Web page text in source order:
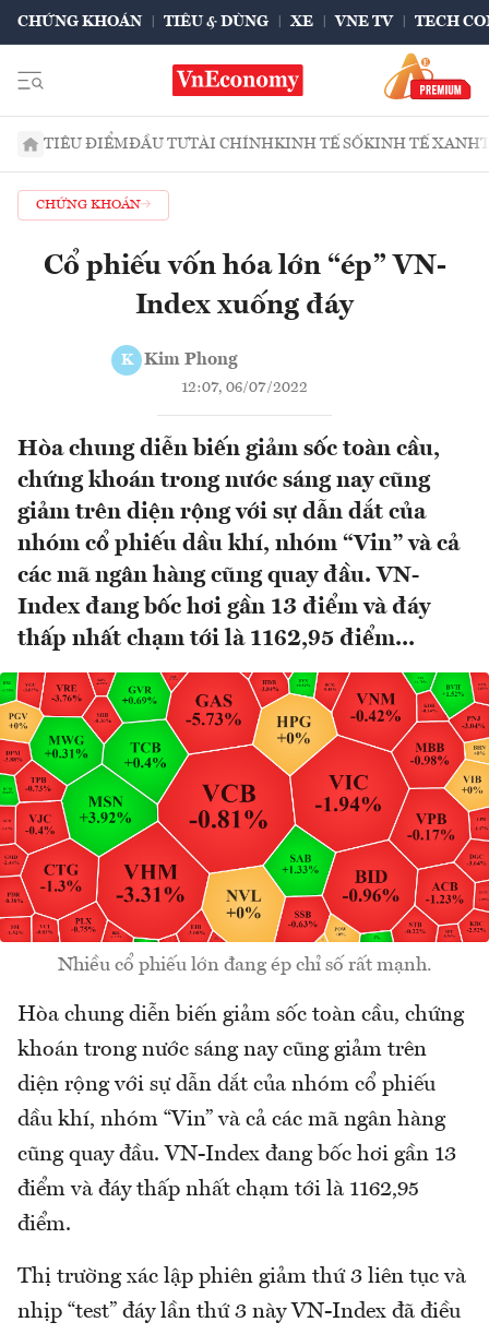
CHỨNG KHOÁN TIÊU & DÙNG XE VNE TV TECH
TIÊU ĐIỂMĐẦU TƯTÀI CHÍNHKINH TẾ SỐKINH TẾ XANH
CHỨNG KHOÁN
Cổ phiếu vốn hóa lớn “ép” VN-
Index xuống đáy
K Kim Phong
12:07, 06/07/2022
Hòa chung diễn biến giảm sốc toàn cầu,
chứng khoán trong nước sáng nay cũng
giảm trên diện rộng với sự dẫn dắt của
nhóm cổ phiếu dầu khí, nhóm “Vin” và cả
các mã ngân hàng cũng quay đầu. VN-
Index đang bốc hơi gần 13 điểm và đáy
thấp nhất chạm tới là 1162,95 điểm...
Nhiều cổ phiếu lớn đang ép chỉ số rất mạnh.
Hòa chung diễn biến giảm sốc toàn cầu, chứng
khoán trong nước sáng nay cũng giảm trên
diện rộng với sự dẫn dắt của nhóm cổ phiếu
dầu khí, nhóm “Vin” và cả các mã ngân hàng
cũng quay đầu. VN-Index đang bốc hơi gần 13
điểm và đáy thấp nhất chạm tới là 1162,95
điểm.
Thị trường xác lập phiên giảm thứ 3 liên tục và
nhịp “test” đáy lần thứ 3 này VN-Index đã điều